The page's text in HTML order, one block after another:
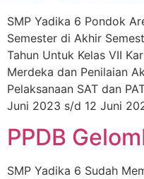
SMP Yadika 6 Pondok
Semester di Akhir
Tahun Untuk Kelas VII
Merdeka dan Penilaian
Pelaksanaan SAT dan
Juni 2023 s/d 12 Juni
PPDB
SMP Yadika 6 Sudah